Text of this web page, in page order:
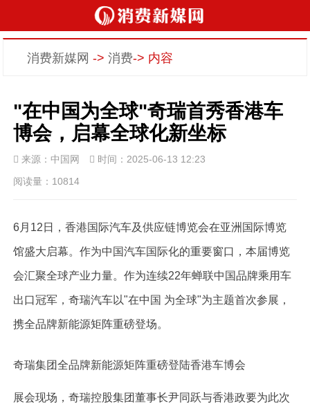
消费新媒网 ->消费-> 内容
"在中国为全球"奇瑞首秀香港车
博会，启幕全球化新坐标
来源：中国网
时间：2025-06-13 12:23
阅读量：10814
6月12日，香港国际汽车及供应链博览会在亚洲国际博览
馆盛大启幕。作为中国汽车国际化的重要窗口，本届博览
会汇聚全球产业力量。作为连续22年蝉联中国品牌乘用车
出口冠军，奇瑞汽车以"在中国 为全球"为主题首次参展，
携全品牌新能源矩阵重磅登场。
奇瑞集团全品牌新能源矩阵重磅登陆香港车博会
展会现场，奇瑞控股集团董事长尹同跃与香港政要为此次